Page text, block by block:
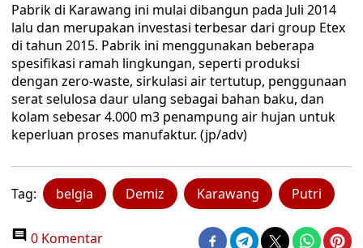
Pabrik di Karawang ini mulai dibangun pada Juli 2014
lalu dan merupakan investasi terbesar dari group Etex
di tahun 2015. Pabrik ini menggunakan beberapa
spesifikasi ramah lingkungan, seperti produksi
dengan zero-waste, sirkulasi air tertutup, penggunaan
serat selulosa daur ulang sebagai bahan baku, dan
kolam sebesar 4.000 m3 penampung air hujan untuk
keperluan proses manufaktur. (jp/adv)
Tag: belgia Demiz Karawang Putri
0 Komentar